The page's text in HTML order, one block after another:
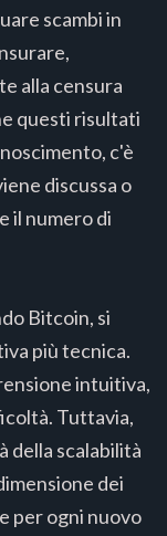
scambi in
alla censura
questi risultati
c'è
discussa o
il numero di
Bitcoin, si
più tecnica.
intuitiva,
Tuttavia,
della scalabilità
dei
per ogni nuovo